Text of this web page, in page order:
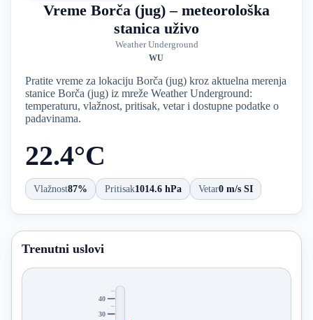
Vreme Borča (jug) – meteorološka
stanica uživo
Weather Underground
WU
Pratite vreme za lokaciju Borča (jug) kroz aktuelna merenja
stanice Borča (jug) iz mreže Weather Underground:
temperaturu, vlažnost, pritisak, vetar i dostupne podatke o
padavinama.
22.4°C
Vlažnost87% Pritisak1014.6 hPa Vetar0 m/s SI
Trenutni uslovi
30
40